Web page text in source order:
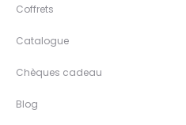
Coffrets
Catalogue
Chèques cadeau
Blog